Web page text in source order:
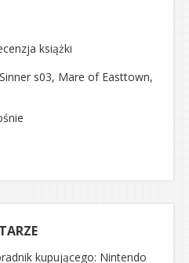
książki
s03, Mare of Easttown,
kupującego: Nintendo